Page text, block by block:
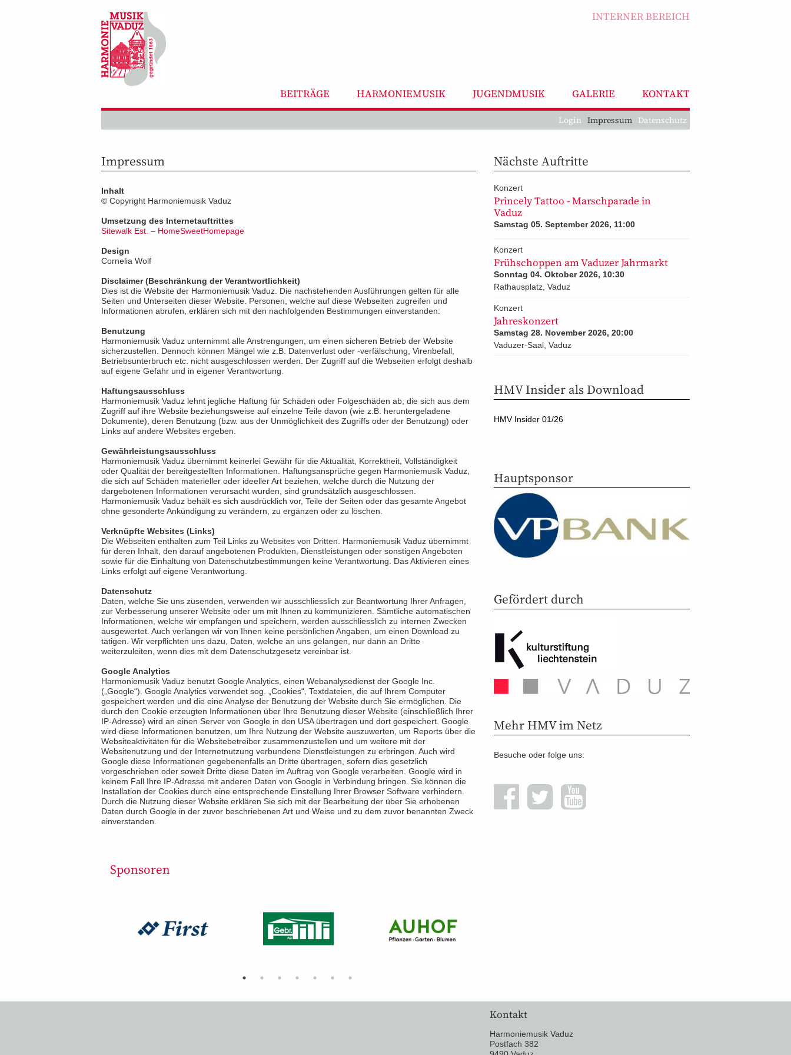
INTERNER BEREICH
BEITRÄGE HARMONIEMUSIK JUGENDMUSIK GALERIE KONTAKT
Login Impressum Datenschutz
Impressum
Inhalt
© Copyright Harmoniemusik Vaduz
Umsetzung des Internetauftrittes
Sitewalk Est. – HomeSweetHomepage
Design
Cornelia Wolf
Disclaimer (Beschränkung der Verantwortlichkeit)
Dies ist die Website der Harmoniemusik Vaduz. Die nachstehenden Ausführungen gelten für alle
Seiten und Unterseiten dieser Website. Personen, welche auf diese Webseiten zugreifen und
Informationen abrufen, erklären sich mit den nachfolgenden Bestimmungen einverstanden:
Benutzung
Harmoniemusik Vaduz unternimmt alle Anstrengungen, um einen sicheren Betrieb der Website
sicherzustellen. Dennoch können Mängel wie z.B. Datenverlust oder -verfälschung, Virenbefall,
Betriebsunterbruch etc. nicht ausgeschlossen werden. Der Zugriff auf die Webseiten erfolgt deshalb
auf eigene Gefahr und in eigener Verantwortung.
Haftungsausschluss
Harmoniemusik Vaduz lehnt jegliche Haftung für Schäden oder Folgeschäden ab, die sich aus dem
Zugriff auf ihre Website beziehungsweise auf einzelne Teile davon (wie z.B. heruntergeladene
Dokumente), deren Benutzung (bzw. aus der Unmöglichkeit des Zugriffs oder der Benutzung) oder
Links auf andere Websites ergeben.
Gewährleistungsausschluss
Harmoniemusik Vaduz übernimmt keinerlei Gewähr für die Aktualität, Korrektheit, Vollständigkeit
oder Qualität der bereitgestellten Informationen. Haftungsansprüche gegen Harmoniemusik Vaduz,
die sich auf Schäden materieller oder ideeller Art beziehen, welche durch die Nutzung der
dargebotenen Informationen verursacht wurden, sind grundsätzlich ausgeschlossen.
Harmoniemusik Vaduz behält es sich ausdrücklich vor, Teile der Seiten oder das gesamte Angebot
ohne gesonderte Ankündigung zu verändern, zu ergänzen oder zu löschen.
Verknüpfte Websites (Links)
Die Webseiten enthalten zum Teil Links zu Websites von Dritten. Harmoniemusik Vaduz übernimmt
für deren Inhalt, den darauf angebotenen Produkten, Dienstleistungen oder sonstigen Angeboten
sowie für die Einhaltung von Datenschutzbestimmungen keine Verantwortung. Das Aktivieren eines
Links erfolgt auf eigene Verantwortung.
Datenschutz
Daten, welche Sie uns zusenden, verwenden wir ausschliesslich zur Beantwortung Ihrer Anfragen,
zur Verbesserung unserer Website oder um mit Ihnen zu kommunizieren. Sämtliche automatischen
Informationen, welche wir empfangen und speichern, werden ausschliesslich zu internen Zwecken
ausgewertet. Auch verlangen wir von Ihnen keine persönlichen Angaben, um einen Download zu
tätigen. Wir verpflichten uns dazu, Daten, welche an uns gelangen, nur dann an Dritte
weiterzuleiten, wenn dies mit dem Datenschutzgesetz vereinbar ist.
Google Analytics
Harmoniemusik Vaduz benutzt Google Analytics, einen Webanalysedienst der Google Inc.
(„Google“). Google Analytics verwendet sog. „Cookies“, Textdateien, die auf Ihrem Computer
gespeichert werden und die eine Analyse der Benutzung der Website durch Sie ermöglichen. Die
durch den Cookie erzeugten Informationen über Ihre Benutzung dieser Website (einschließlich Ihrer
IP-Adresse) wird an einen Server von Google in den USA übertragen und dort gespeichert. Google
wird diese Informationen benutzen, um Ihre Nutzung der Website auszuwerten, um Reports über die
Websiteaktivitäten für die Websitebetreiber zusammenzustellen und um weitere mit der
Websitenutzung und der Internetnutzung verbundene Dienstleistungen zu erbringen. Auch wird
Google diese Informationen gegebenenfalls an Dritte übertragen, sofern dies gesetzlich
vorgeschrieben oder soweit Dritte diese Daten im Auftrag von Google verarbeiten. Google wird in
keinem Fall Ihre IP-Adresse mit anderen Daten von Google in Verbindung bringen. Sie können die
Installation der Cookies durch eine entsprechende Einstellung Ihrer Browser Software verhindern.
Durch die Nutzung dieser Website erklären Sie sich mit der Bearbeitung der über Sie erhobenen
Daten durch Google in der zuvor beschriebenen Art und Weise und zu dem zuvor benannten Zweck
einverstanden.
Nächste Auftritte
Konzert
Princely Tattoo - Marschparade in
Vaduz
Samstag 05. September 2026, 11:00
Konzert
Frühschoppen am Vaduzer Jahrmarkt
Sonntag 04. Oktober 2026, 10:30
Rathausplatz, Vaduz
Konzert
Jahreskonzert
Samstag 28. November 2026, 20:00
Vaduzer-Saal, Vaduz
HMV Insider als Download
HMV Insider 01/26
Hauptsponsor
Gefördert durch
Mehr HMV im Netz
Besuche oder folge uns:
Sponsoren
Kontakt
Harmoniemusik Vaduz
Postfach 382